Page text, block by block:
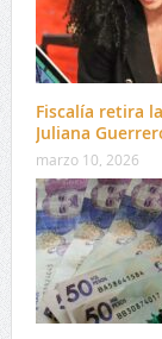
Fiscalía retira
Juliana
marzo 10, 2026